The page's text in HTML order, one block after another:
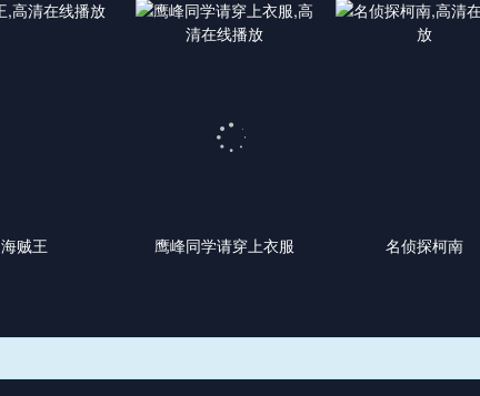
海贼王 鹰峰同学请穿上衣服 名侦探柯南